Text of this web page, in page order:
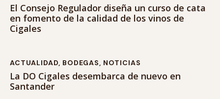
El Consejo Regulador diseña un curso de cata
en fomento de la calidad de los vinos de
Cigales
ACTUALIDAD, BODEGAS, NOTICIAS
La DO Cigales desembarca de nuevo en
Santander